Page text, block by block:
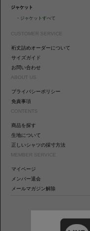
ジャケット
・ ジャケットすべて
CUSTOMER SERVICE
裄丈詰めオーダーについて
サイズガイド
お問い合わせ
ABOUT US
プライバシーポリシー
免責事項
CONTENTS
商品を探す
生地について
正しいシャツの採寸方法
MEMBER SERVICE
マイページ
メンバー退会
メールマガジン解除